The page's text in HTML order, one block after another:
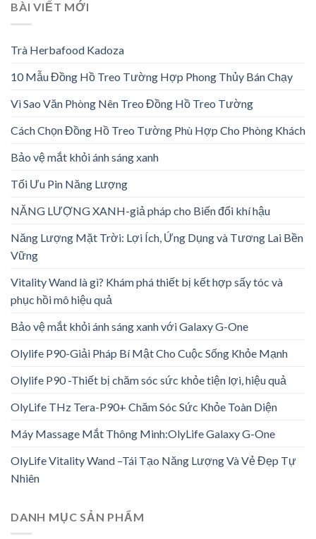
BÀI VIẾT MỚI
Trà Herbafood Kadoza
10 Mẫu Đồng Hồ Treo Tường Hợp Phong Thủy Bán Chạy
Vì Sao Văn Phòng Nên Treo Đồng Hồ Treo Tường
Cách Chọn Đồng Hồ Treo Tường Phù Hợp Cho Phòng Khách
Bảo vệ mắt khỏi ánh sáng xanh
Tối Ưu Pin Năng Lượng
NĂNG LƯỢNG XANH-giả pháp cho Biến đổi khí hậu
Năng Lượng Mặt Trời: Lợi Ích, Ứng Dụng và Tương Lai Bền
Vững
Vitality Wand là gì? Khám phá thiết bị kết hợp sấy tóc và
phục hồi mô hiệu quả
Bảo vệ mắt khỏi ánh sáng xanh với Galaxy G-One
Olylife P90-Giải Pháp Bí Mật Cho Cuộc Sống Khỏe Mạnh
Olylife P90 -Thiết bị chăm sóc sức khỏe tiện lợi, hiệu quả
OlyLife THz Tera-P90+ Chăm Sóc Sức Khỏe Toàn Diện
Máy Massage Mắt Thông Minh:OlyLife Galaxy G-One
OlyLife Vitality Wand –Tái Tạo Năng Lượng Và Vẻ Đẹp Tự
Nhiên
DANH MỤC SẢN PHẨM